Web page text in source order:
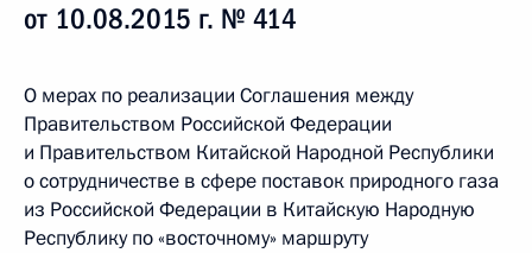
от 10.08.2015 г. № 414
О мерах по реализации Соглашения между
Правительством Российской Федерации
и Правительством Китайской Народной Республики
о сотрудничестве в сфере поставок природного газа
из Российской Федерации в Китайскую Народную
Республику по «восточному» маршруту